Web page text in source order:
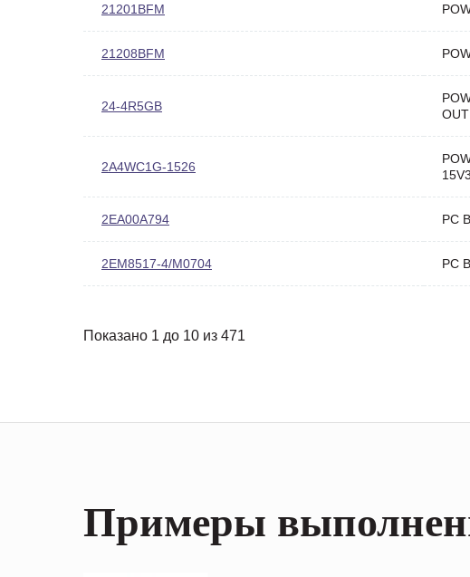
21201BFM
21208BFM
24-4R5GB
OUT
2A4WC1G-1526
2EA00A794 PC
2EM8517-4/M0704 PC
Показано 1 до 10 из 471
Примеры